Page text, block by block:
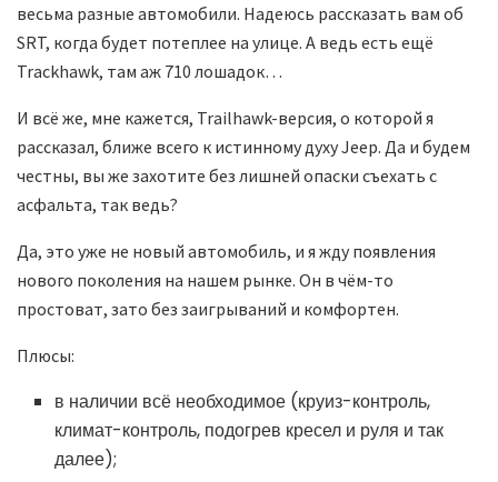
весьма разные автомобили. Надеюсь рассказать вам об
SRT, когда будет потеплее на улице. А ведь есть ещё
Trackhawk, там аж 710 лошадок…
И всё же, мне кажется, Trailhawk-версия, о которой я
рассказал, ближе всего к истинному духу Jeep. Да и будем
честны, вы же захотите без лишней опаски съехать с
асфальта, так ведь?
Да, это уже не новый автомобиль, и я жду появления
нового поколения на нашем рынке. Он в чём-то
простоват, зато без заигрываний и комфортен.
Плюсы:
в наличии всё необходимое (круиз-контроль,
климат-контроль, подогрев кресел и руля и так
далее);